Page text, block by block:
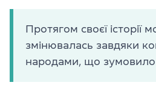
Протягом своєї історії
змінювалась завдяки
народами, що зумовило